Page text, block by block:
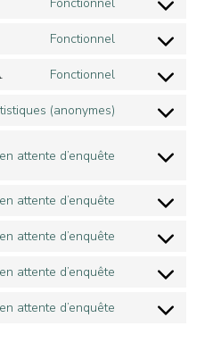
manager
wordfence
Consent
paypal
Fonctionnel
Consent
complianz
Fonctionnel
Consent
google-
(anonymes)
Consent
service
attente d’enquête
Consent
service
google-
attente d’enquête
Consent
vimeo
attente d’enquête
Consent
youtube
attente d’enquête
Consent
attente d’enquête
Consent